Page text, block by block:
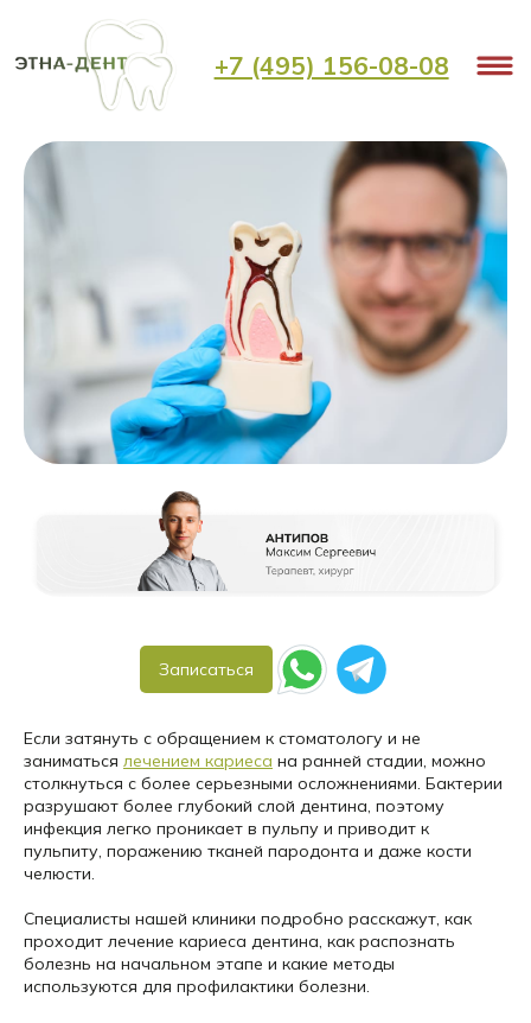
+7 (495) 156-08-08
Кариес дентина
Записаться
Если затянуть с обращением к стоматологу и не
заниматься лечением кариеса на ранней стадии, можно
столкнуться с более серьезными осложнениями. Бактерии
разрушают более глубокий слой дентина, поэтому
инфекция легко проникает в пульпу и приводит к
пульпиту, поражению тканей пародонта и даже кости
челюсти.
Специалисты нашей клиники подробно расскажут, как
проходит лечение кариеса дентина, как распознать
болезнь на начальном этапе и какие методы
используются для профилактики болезни.